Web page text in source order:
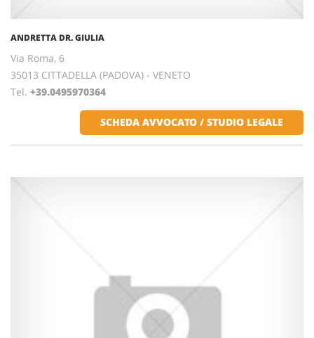
ANDRETTA DR. GIULIA
Via Roma, 6
35013 CITTADELLA (PADOVA) - VENETO
Tel. +39.0495970364
SCHEDA AVVOCATO / STUDIO LEGALE